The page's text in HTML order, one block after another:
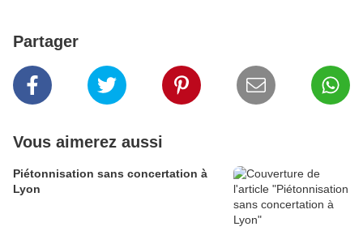
Partager
Vous aimerez aussi
Piétonnisation sans concertation à
Lyon